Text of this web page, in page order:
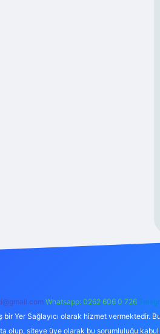
Whatsapp: 0262 606 0 726
Yer Sağlayıcı olarak hizmet
siteye üye olarak bu sorumluluğu